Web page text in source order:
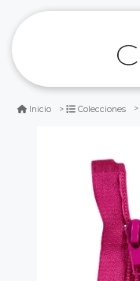
Inicio Colecciones